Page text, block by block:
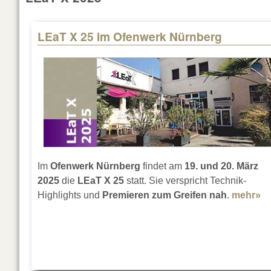
LEaT X 25 im Ofenwerk Nürnberg
Im Ofenwerk Nürnberg findet am 19. und 20. März
2025 die LEaT X 25 statt. Sie verspricht Technik-
Highlights und Premieren zum Greifen nah. mehr»